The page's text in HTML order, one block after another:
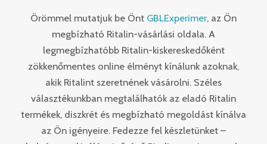
Örömmel mutatjuk be Önt GBLExperimer, az Ön
megbízható Ritalin-vásárlási oldala. A
legmegbízhatóbb Ritalin-kiskereskedőként
zökkenőmentes online élményt kínálunk azoknak,
akik Ritalint szeretnének vásárolni. Széles
választékunkban megtalálhatók az eladó Ritalin
termékek, diszkrét és megbízható megoldást kínálva
az Ön igényeire. Fedezze fel készletünket –